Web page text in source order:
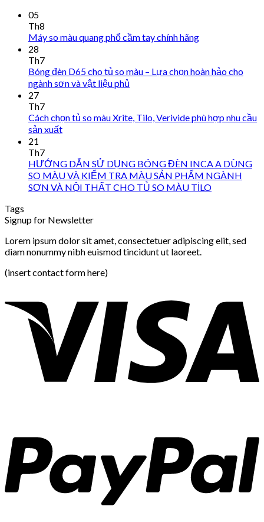
05
Th8
Máy so màu quang phổ cầm tay chính hãng
28
Th7
Bóng đèn D65 cho tủ so màu – Lựa chọn hoàn hảo cho
ngành sơn và vật liệu phủ
27
Th7
Cách chọn tủ so màu Xrite, Tilo, Verivide phù hợp nhu cầu
sản xuất
21
Th7
HƯỚNG DẪN SỬ DỤNG BÓNG ĐÈN INCA A DÙNG
SO MÀU VÀ KIỂM TRA MÀU SẢN PHẨM NGÀNH
SƠN VÀ NỘI THẤT CHO TỦ SO MÀU TİLO
Tags
Signup for Newsletter
Lorem ipsum dolor sit amet, consectetuer adipiscing elit, sed
diam nonummy nibh euismod tincidunt ut laoreet.
(insert contact form here)